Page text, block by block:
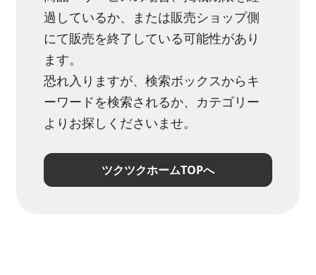
過しているか、または販売ショップ側
にて販売を終了している可能性があり
ます。
恐れ入りますが、検索ボックスからキ
ーワードを検索されるか、カテゴリー
よりお探しくださいませ。
ツクツクホームTOPへ